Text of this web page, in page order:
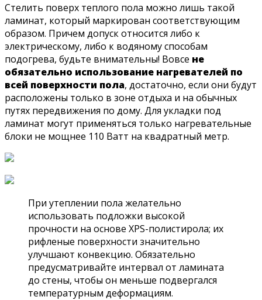
Стелить поверх теплого пола можно лишь такой
ламинат, который маркирован соответствующим
образом. Причем допуск относится либо к
электрическому, либо к водяному способам
подогрева, будьте внимательны! Вовсе не
обязательно использование нагревателей по
всей поверхности пола, достаточно, если они будут
расположены только в зоне отдыха и на обычных
путях передвижения по дому. Для укладки под
ламинат могут применяться только нагревательные
блоки не мощнее 110 Ватт на квадратный метр.
При утеплении пола желательно
использовать подложки высокой
прочности на основе XPS-полистирола; их
рифленые поверхности значительно
улучшают конвекцию. Обязательно
предусматривайте интервал от ламината
до стены, чтобы он меньше подвергался
температурным деформациям.